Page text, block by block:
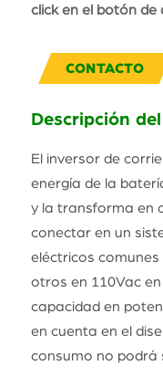
5-
cantidad
click en el botón de
CONTACTO
Descripción
El inversor de
energía de la
y la transforma en
conectar en un
eléctricos
otros en 110Vac
capacidad en
en cuenta en el
consumo no podrá